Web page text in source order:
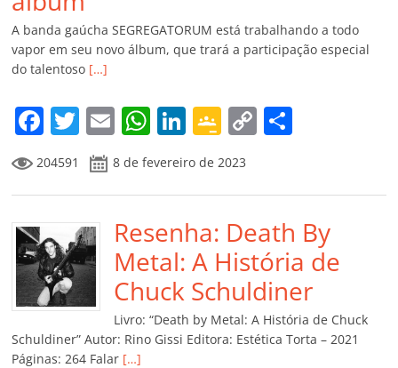
A banda gaúcha SEGREGATORUM está trabalhando a todo
vapor em seu novo álbum, que trará a participação especial
do talentoso […]
F
a
c
e
b
o
o
k
T
w
itt
er
E
m
ai
l
W
at
s
A
p
p
Li
k
e
dI
n
G
o
o
gl
e
Cl
a
ss
ro
C
y
Li
n
k
p
ar
til
h
ar
204591 8 de fevereiro de 2023
Resenha: Death By
Metal: A História de
Chuck Schuldiner
Livro: “Death by Metal: A História de Chuck
Schuldiner” Autor: Rino Gissi Editora: Estética Torta – 2021
Páginas: 264 Falar […]